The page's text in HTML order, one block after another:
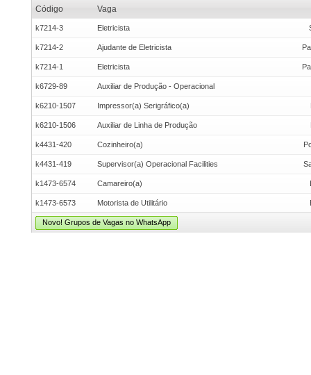
Código Vaga
k7214-3 Eletricista
k7214-2 Ajudante de Eletricista
k7214-1 Eletricista
k6729-89 Auxiliar de Produção - Operacional
k6210-1507 Impressor(a) Serigráfico(a)
k6210-1506 Auxiliar de Linha de Produção
k4431-420 Cozinheiro(a)
k4431-419 Supervisor(a) Operacional Facilities
k1473-6574 Camareiro(a)
k1473-6573 Motorista de Utilitário
Novo! Grupos de Vagas no WhatsApp